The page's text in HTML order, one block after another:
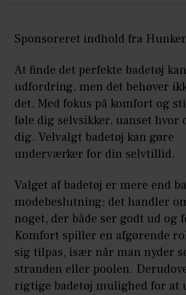
Sponsoreret indhold fra
At finde det perfekte badetøj
udfordring, men det behøver
det. Med fokus på komfort og
føle dig selvsikker, uanset hvor
dig. Velvalgt badetøj kan gøre
underværker for din selvtillid.
Valget af badetøj er mere end
modebeslutning; det handler
noget, der både ser godt ud og
Komfort spiller en afgørende
sig tilpas, især når man nyder
stranden eller poolen.
rigtige badetøj mulighed for at